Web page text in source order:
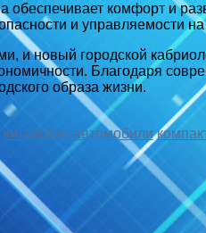
обеспечивает комфорт и
и управляемости на
и новый городской
Благодаря
образа жизни.
китайские автомобили